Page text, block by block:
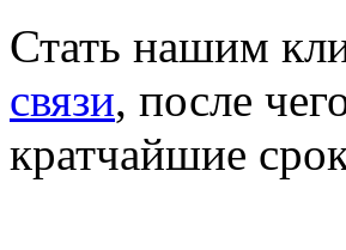
Стать нашим
связи, после
кратчайшие